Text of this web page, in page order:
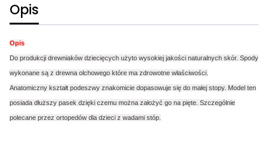
Opis
Opis
Do produkcji drewniaków dziecięcych użyto wysokiej jakości naturalnych skór. Spody
wykonane są z drewna olchowego które ma zdrowotne właściwości.
Anatomiczny kształt podeszwy znakomicie dopasowuje się do małej stopy. Model ten
posiada dłuższy pasek dzięki czemu można założyć go na pięte. Szczególnie
polecane przez ortopedów dla dzieci z wadami stóp.